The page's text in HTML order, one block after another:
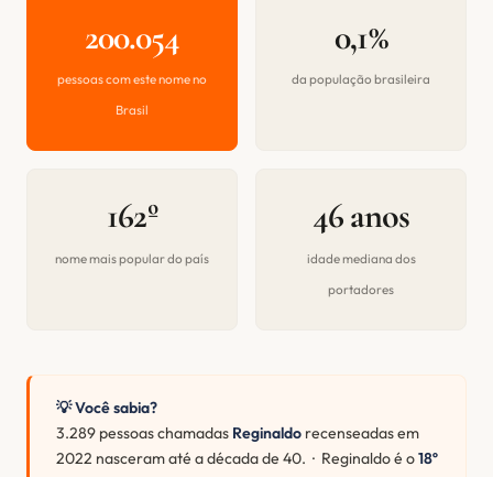
200.054
pessoas com este nome no
Brasil
0,1%
da população brasileira
162º
nome mais popular do país
46 anos
idade mediana dos
portadores
💡 Você sabia?
3.289 pessoas chamadas Reginaldo recenseadas em
2022 nasceram até a década de 40. · Reginaldo é o18º